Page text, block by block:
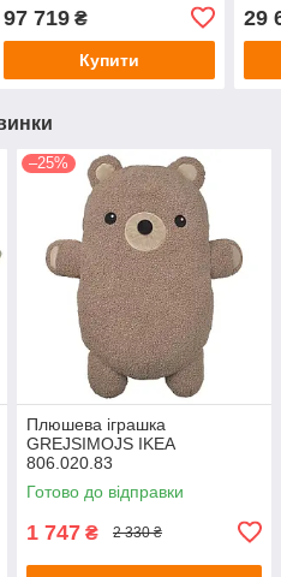
97 719₴
Купити
беж
29
–25%
Плюшева іграшка
GREJSIMOJS IKEA
806.020.83
Готово до відправки
1 747 ₴ 2 330 ₴